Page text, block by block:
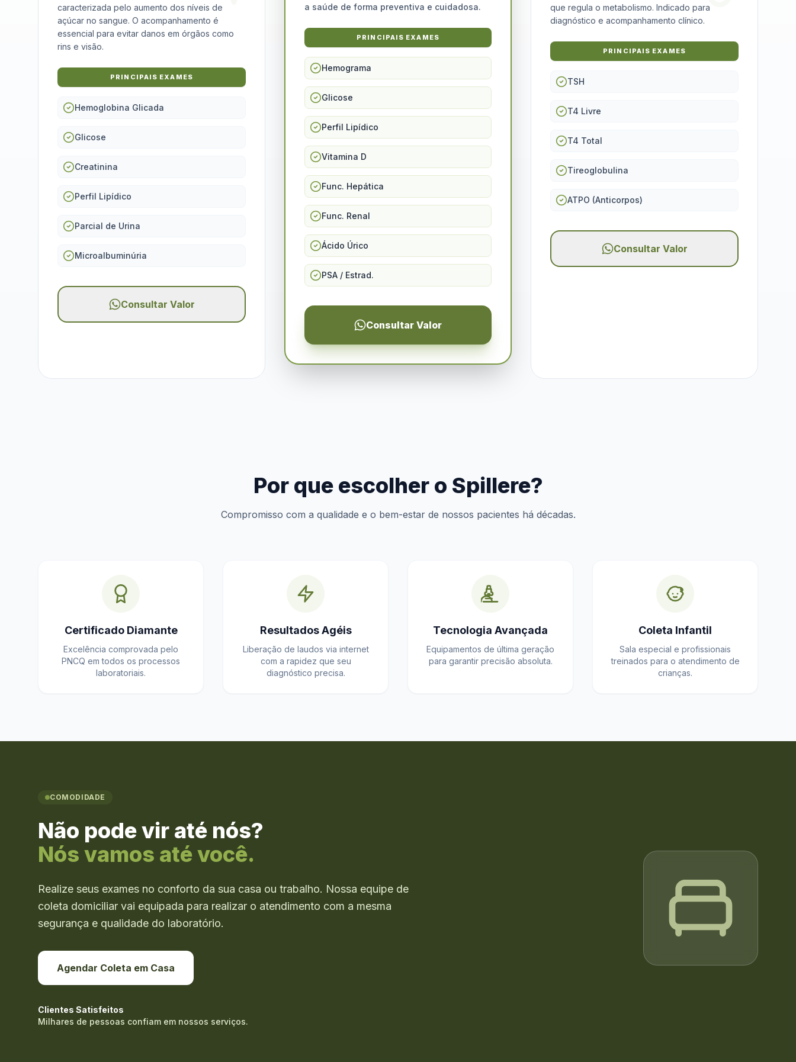
caracterizada pelo aumento dos níveis de
açúcar no sangue. O acompanhamento é
essencial para evitar danos em órgãos como
rins e visão.
PRINCIPAIS EXAMES
Hemoglobina Glicada
Glicose
Creatinina
Perfil Lipídico
Parcial de Urina
Microalbuminúria
Consultar Valor
a saúde de forma preventiva e cuidadosa.
PRINCIPAIS EXAMES
Hemograma
Glicose
Perfil Lipídico
Vitamina D
Func. Hepática
Func. Renal
Ácido Úrico
PSA / Estrad.
Consultar Valor
que regula o metabolismo. Indicado para
diagnóstico e acompanhamento clínico.
PRINCIPAIS EXAMES
TSH
T4 Livre
T4 Total
Tireoglobulina
ATPO (Anticorpos)
Consultar Valor
Por que escolher o Spillere?
Compromisso com a qualidade e o bem-estar de nossos pacientes há décadas.
Certificado Diamante
Excelência comprovada pelo
PNCQ em todos os processos
laboratoriais.
Resultados Agéis
Liberação de laudos via internet
com a rapidez que seu
diagnóstico precisa.
Tecnologia Avançada
Equipamentos de última geração
para garantir precisão absoluta.
Coleta Infantil
Sala especial e profissionais
treinados para o atendimento de
crianças.
COMODIDADE
Não pode vir até nós?
Nós vamos até você.
Realize seus exames no conforto da sua casa ou trabalho. Nossa equipe de
coleta domiciliar vai equipada para realizar o atendimento com a mesma
segurança e qualidade do laboratório.
Agendar Coleta em Casa
Clientes Satisfeitos
Milhares de pessoas confiam em nossos serviços.